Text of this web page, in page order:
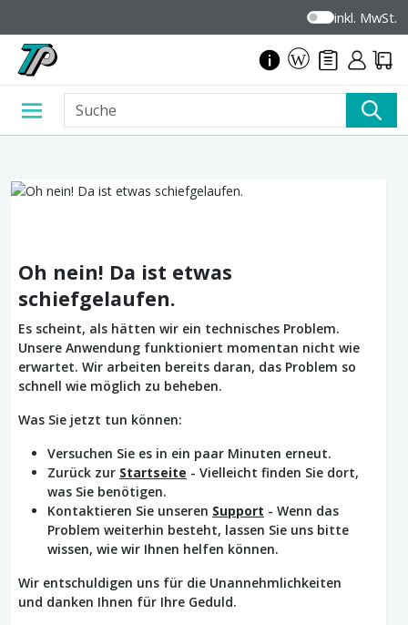
inkl. MwSt.
Oh nein! Da ist etwas
schiefgelaufen.
Es scheint, als hätten wir ein technisches Problem.
Unsere Anwendung funktioniert momentan nicht wie
erwartet. Wir arbeiten bereits daran, das Problem so
schnell wie möglich zu beheben.
Was Sie jetzt tun können:
Versuchen Sie es in ein paar Minuten erneut.
Zurück zur Startseite - Vielleicht finden Sie dort,
was Sie benötigen.
Kontaktieren Sie unseren Support - Wenn das
Problem weiterhin besteht, lassen Sie uns bitte
wissen, wie wir Ihnen helfen können.
Wir entschuldigen uns für die Unannehmlichkeiten
und danken Ihnen für Ihre Geduld.